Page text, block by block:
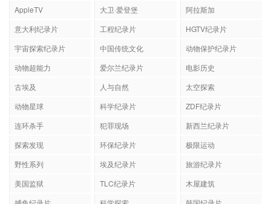
AppleTV
大卫·爱登堡
阿拉斯加
意大利纪录片
工程纪录片
HGTV纪录片
宇宙探索纪录片
中国传统文化
动物保护纪录片
动物超能力
爱尔兰纪录片
电影历史
古埃及
人与自然
太空探索
动物星球
科学纪录片
ZDF纪录片
连环杀手
犯罪现场
新西兰纪录片
探索发现
环保纪录片
极限运动
野性系列
埃及纪录片
旅游纪录片
美国监狱
TLC纪录片
木屋建筑